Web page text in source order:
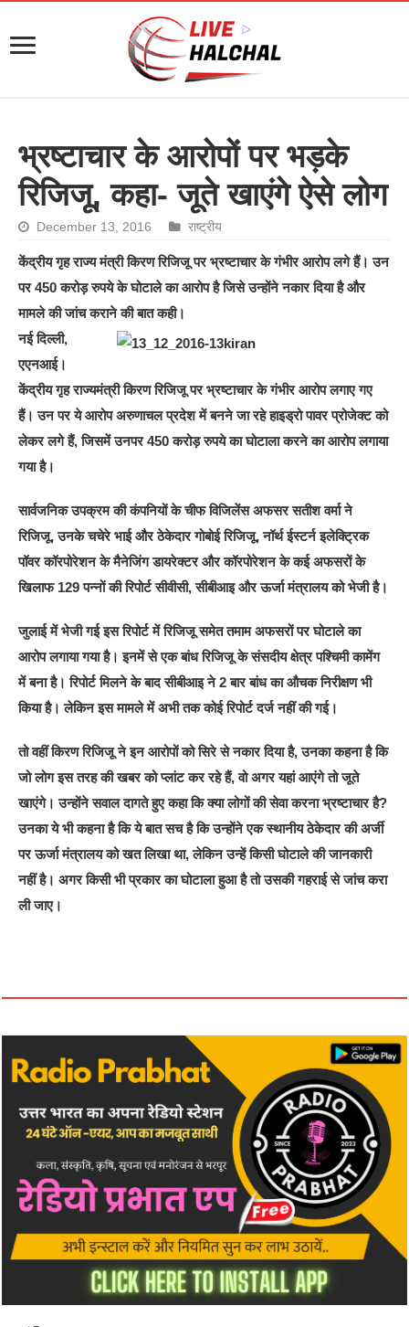
भ्रष्टाचार के आरोपों पर भड़के
रिजिजू, कहा- जूते खाएंगे ऐसे लोग
December 13, 2016 राष्ट्रीय
केंद्रीय गृह राज्य मंत्री किरण रिजिजू पर भ्रष्टाचार के गंभीर आरोप लगे हैं। उन
पर 450 करोड़ रुपये के घोटाले का आरोप है जिसे उन्होंने नकार दिया है और
मामले की जांच कराने की बात कही।
नई दिल्ली,
एएनआई।
केंद्रीय गृह राज्यमंत्री किरण रिजिजू पर भ्रष्टाचार के गंभीर आरोप लगाए गए
हैं। उन पर ये आरोप अरुणाचल प्रदेश में बनने जा रहे हाइड्रो पावर प्रोजेक्ट को
लेकर लगे हैं, जिसमें उनपर 450 करोड़ रुपये का घोटाला करने का आरोप लगाया
गया है।
सार्वजनिक उपक्रम की कंपनियों के चीफ विजिलेंस अफसर सतीश वर्मा ने
रिजिजू, उनके चचेरे भाई और ठेकेदार गोबोई रिजिजू, नॉर्थ ईस्टर्न इलेक्ट्रिक
पॉवर कॉरपोरेशन के मैनेजिंग डायरेक्टर और कॉरपोरेशन के कई अफसरों के
खिलाफ 129 पन्नों की रिपोर्ट सीवीसी, सीबीआइ और ऊर्जा मंत्रालय को भेजी है।
जुलाई में भेजी गई इस रिपोर्ट में रिजिजू समेत तमाम अफसरों पर घोटाले का
आरोप लगाया गया है। इनमें से एक बांध रिजिजू के संसदीय क्षेत्र पश्चिमी कामेंग
में बना है। रिपोर्ट मिलने के बाद सीबीआइ ने 2 बार बांध का औचक निरीक्षण भी
किया है। लेकिन इस मामले में अभी तक कोई रिपोर्ट दर्ज नहीं की गई।
तो वहीं किरण रिजिजू ने इन आरोपों को सिरे से नकार दिया है, उनका कहना है कि
जो लोग इस तरह की खबर को प्लांट कर रहे हैं, वो अगर यहां आएंगे तो जूते
खाएंगे। उन्होंने सवाल दागते हुए कहा कि क्या लोगों की सेवा करना भ्रष्टाचार है?
उनका ये भी कहना है कि ये बात सच है कि उन्होंने एक स्थानीय ठेकेदार की अर्जी
पर ऊर्जा मंत्रालय को खत लिखा था, लेकिन उन्हें किसी घोटाले की जानकारी
नहीं है। अगर किसी भी प्रकार का घोटाला हुआ है तो उसकी गहराई से जांच करा
ली जाए।